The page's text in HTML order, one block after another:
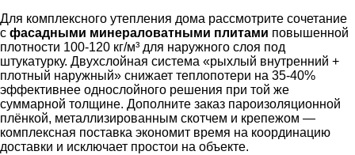
Для комплексного утепления дома рассмотрите сочетание
с фасадными минераловатными плитами повышенной
плотности 100-120 кг/м³ для наружного слоя под
штукатурку. Двухслойная система «рыхлый внутренний +
плотный наружный» снижает теплопотери на 35-40%
эффективнее однослойного решения при той же
суммарной толщине. Дополните заказ пароизоляционной
плёнкой, металлизированным скотчем и крепежом —
комплексная поставка экономит время на координацию
доставки и исключает простои на объекте.